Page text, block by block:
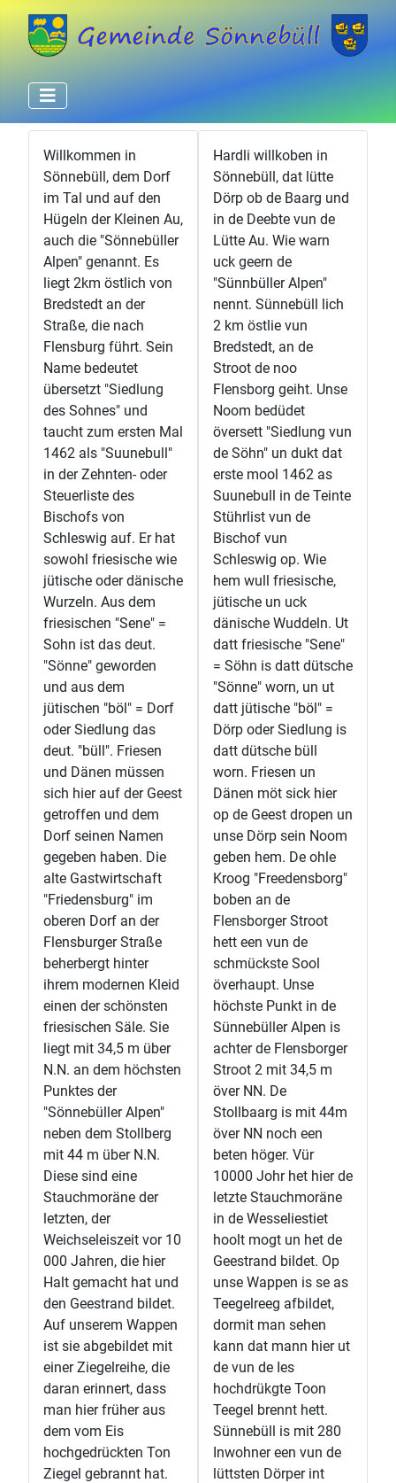
Willkommen in
Sönnebüll, dem Dorf
im Tal und auf den
Hügeln der Kleinen Au,
auch die "Sönnebüller
Alpen" genannt. Es
liegt 2km östlich von
Bredstedt an der
Straße, die nach
Flensburg führt. Sein
Name bedeutet
übersetzt "Siedlung
des Sohnes" und
taucht zum ersten Mal
1462 als "Suunebull"
in der Zehnten- oder
Steuerliste des
Bischofs von
Schleswig auf. Er hat
sowohl friesische wie
jütische oder dänische
Wurzeln. Aus dem
friesischen "Sene" =
Sohn ist das deut.
"Sönne" geworden
und aus dem
jütischen "böl" = Dorf
oder Siedlung das
deut. "büll". Friesen
und Dänen müssen
sich hier auf der Geest
getroffen und dem
Dorf seinen Namen
gegeben haben. Die
alte Gastwirtschaft
"Friedensburg" im
oberen Dorf an der
Flensburger Straße
beherbergt hinter
ihrem modernen Kleid
einen der schönsten
friesischen Säle. Sie
liegt mit 34,5 m über
N.N. an dem höchsten
Punktes der
"Sönnebüller Alpen"
neben dem Stollberg
mit 44 m über N.N.
Diese sind eine
Stauchmoräne der
letzten, der
Weichseleiszeit vor 10
000 Jahren, die hier
Halt gemacht hat und
den Geestrand bildet.
Auf unserem Wappen
ist sie abgebildet mit
einer Ziegelreihe, die
daran erinnert, dass
man hier früher aus
dem vom Eis
hochgedrückten Ton
Ziegel gebrannt hat.
Hardli willkoben in
Sönnebüll, dat lütte
Dörp ob de Baarg und
in de Deebte vun de
Lütte Au. Wie warn
uck geern de
"Sünnbüller Alpen"
nennt. Sünnebüll lich
2 km östlie vun
Bredstedt, an de
Stroot de noo
Flensborg geiht. Unse
Noom bedüdet
översett "Siedlung vun
de Söhn" un dukt dat
erste mool 1462 as
Suunebull in de Teinte
Stührlist vun de
Bischof vun
Schleswig op. Wie
hem wull friesische,
jütische un uck
dänische Wuddeln. Ut
datt friesische "Sene"
= Söhn is datt dütsche
"Sönne" worn, un ut
datt jütische "böl" =
Dörp oder Siedlung is
datt dütsche büll
worn. Friesen un
Dänen möt sick hier
op de Geest dropen un
unse Dörp sein Noom
geben hem. De ohle
Kroog "Freedensborg"
boben an de
Flensborger Stroot
hett een vun de
schmückste Sool
överhaupt. Unse
höchste Punkt in de
Sünnebüller Alpen is
achter de Flensborger
Stroot 2 mit 34,5 m
över NN. De
Stollbaarg is mit 44m
över NN noch een
beten höger. Vür
10000 Johr het hier de
letzte Stauchmoräne
in de Wesseliestiet
hoolt mogt un het de
Geestrand bildet. Op
unse Wappen is se as
Teegelreeg afbildet,
dormit man sehen
kann dat mann hier ut
de vun de Ies
hochdrükgte Toon
Teegel brennt hett.
Sünnebüll is mit 280
Inwohner een vun de
lüttsten Dörper int